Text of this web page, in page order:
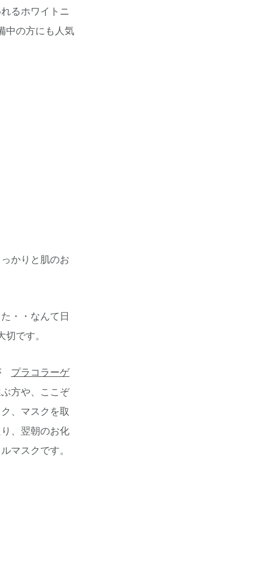
るホワイトニ
中の方にも人気
かりと肌のお
・・なんて日
です。
プラコラーゲ
方や、ここぞ
、マスクを取
、翌朝のお化
マスクです。